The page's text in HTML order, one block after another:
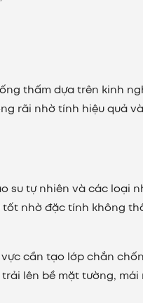
thấm dựa trên kinh
rãi nhờ tính hiệu quả
su tự nhiên và các loại
nhờ đặc tính không
cần tạo lớp chắn
lên bề mặt tường, mái